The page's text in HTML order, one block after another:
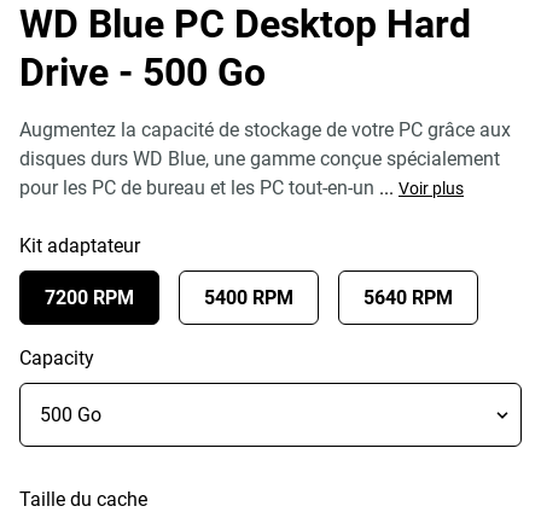
WD Blue PC Desktop Hard
Drive - 500 Go
Augmentez la capacité de stockage de votre PC grâce aux
disques durs WD Blue, une gamme conçue spécialement
pour les PC de bureau et les PC tout-en-un ... Voir plus
Kit adaptateur
7200 RPM 5400 RPM 5640 RPM
Capacity
Taille du cache